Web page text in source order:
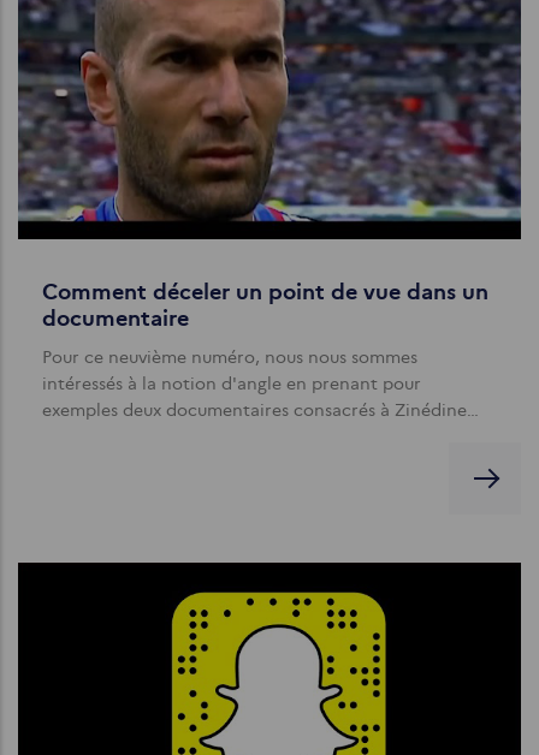
Comment déceler un point de vue dans un
documentaire
Pour ce neuvième numéro, nous nous sommes
intéressés à la notion d'angle en prenant pour
exemples deux documentaires consacrés à Zinédine…